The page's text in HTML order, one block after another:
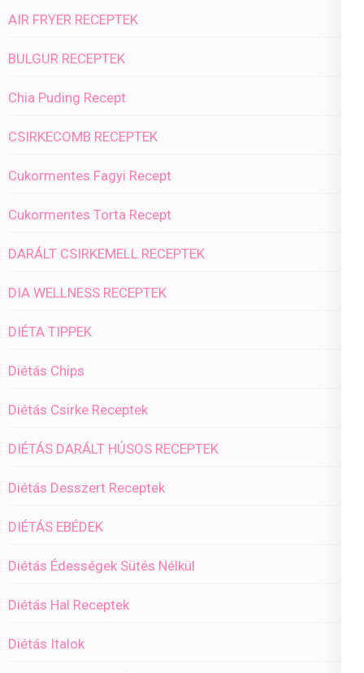
AIR FRYER RECEPTEK
BULGUR RECEPTEK
Chia Puding Recept
CSIRKECOMB RECEPTEK
Cukormentes Fagyi Recept
Cukormentes Torta Recept
DARÁLT CSIRKEMELL RECEPTEK
DIA WELLNESS RECEPTEK
DIÉTA TIPPEK
Diétás Chips
Diétás Csirke Receptek
DIÉTÁS DARÁLT HÚSOS RECEPTEK
Diétás Desszert Receptek
DIÉTÁS EBÉDEK
Diétás Édességek Sütés Nélkül
Diétás Hal Receptek
Diétás Italok